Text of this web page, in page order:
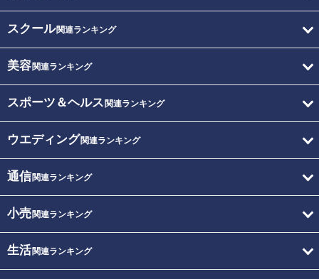
スクール関連ランキング
美容関連ランキング
スポーツ＆ヘルス 関連ランキング
ウエディング関連ランキング
通信関連ランキング
小売関連ランキング
生活関連ランキング